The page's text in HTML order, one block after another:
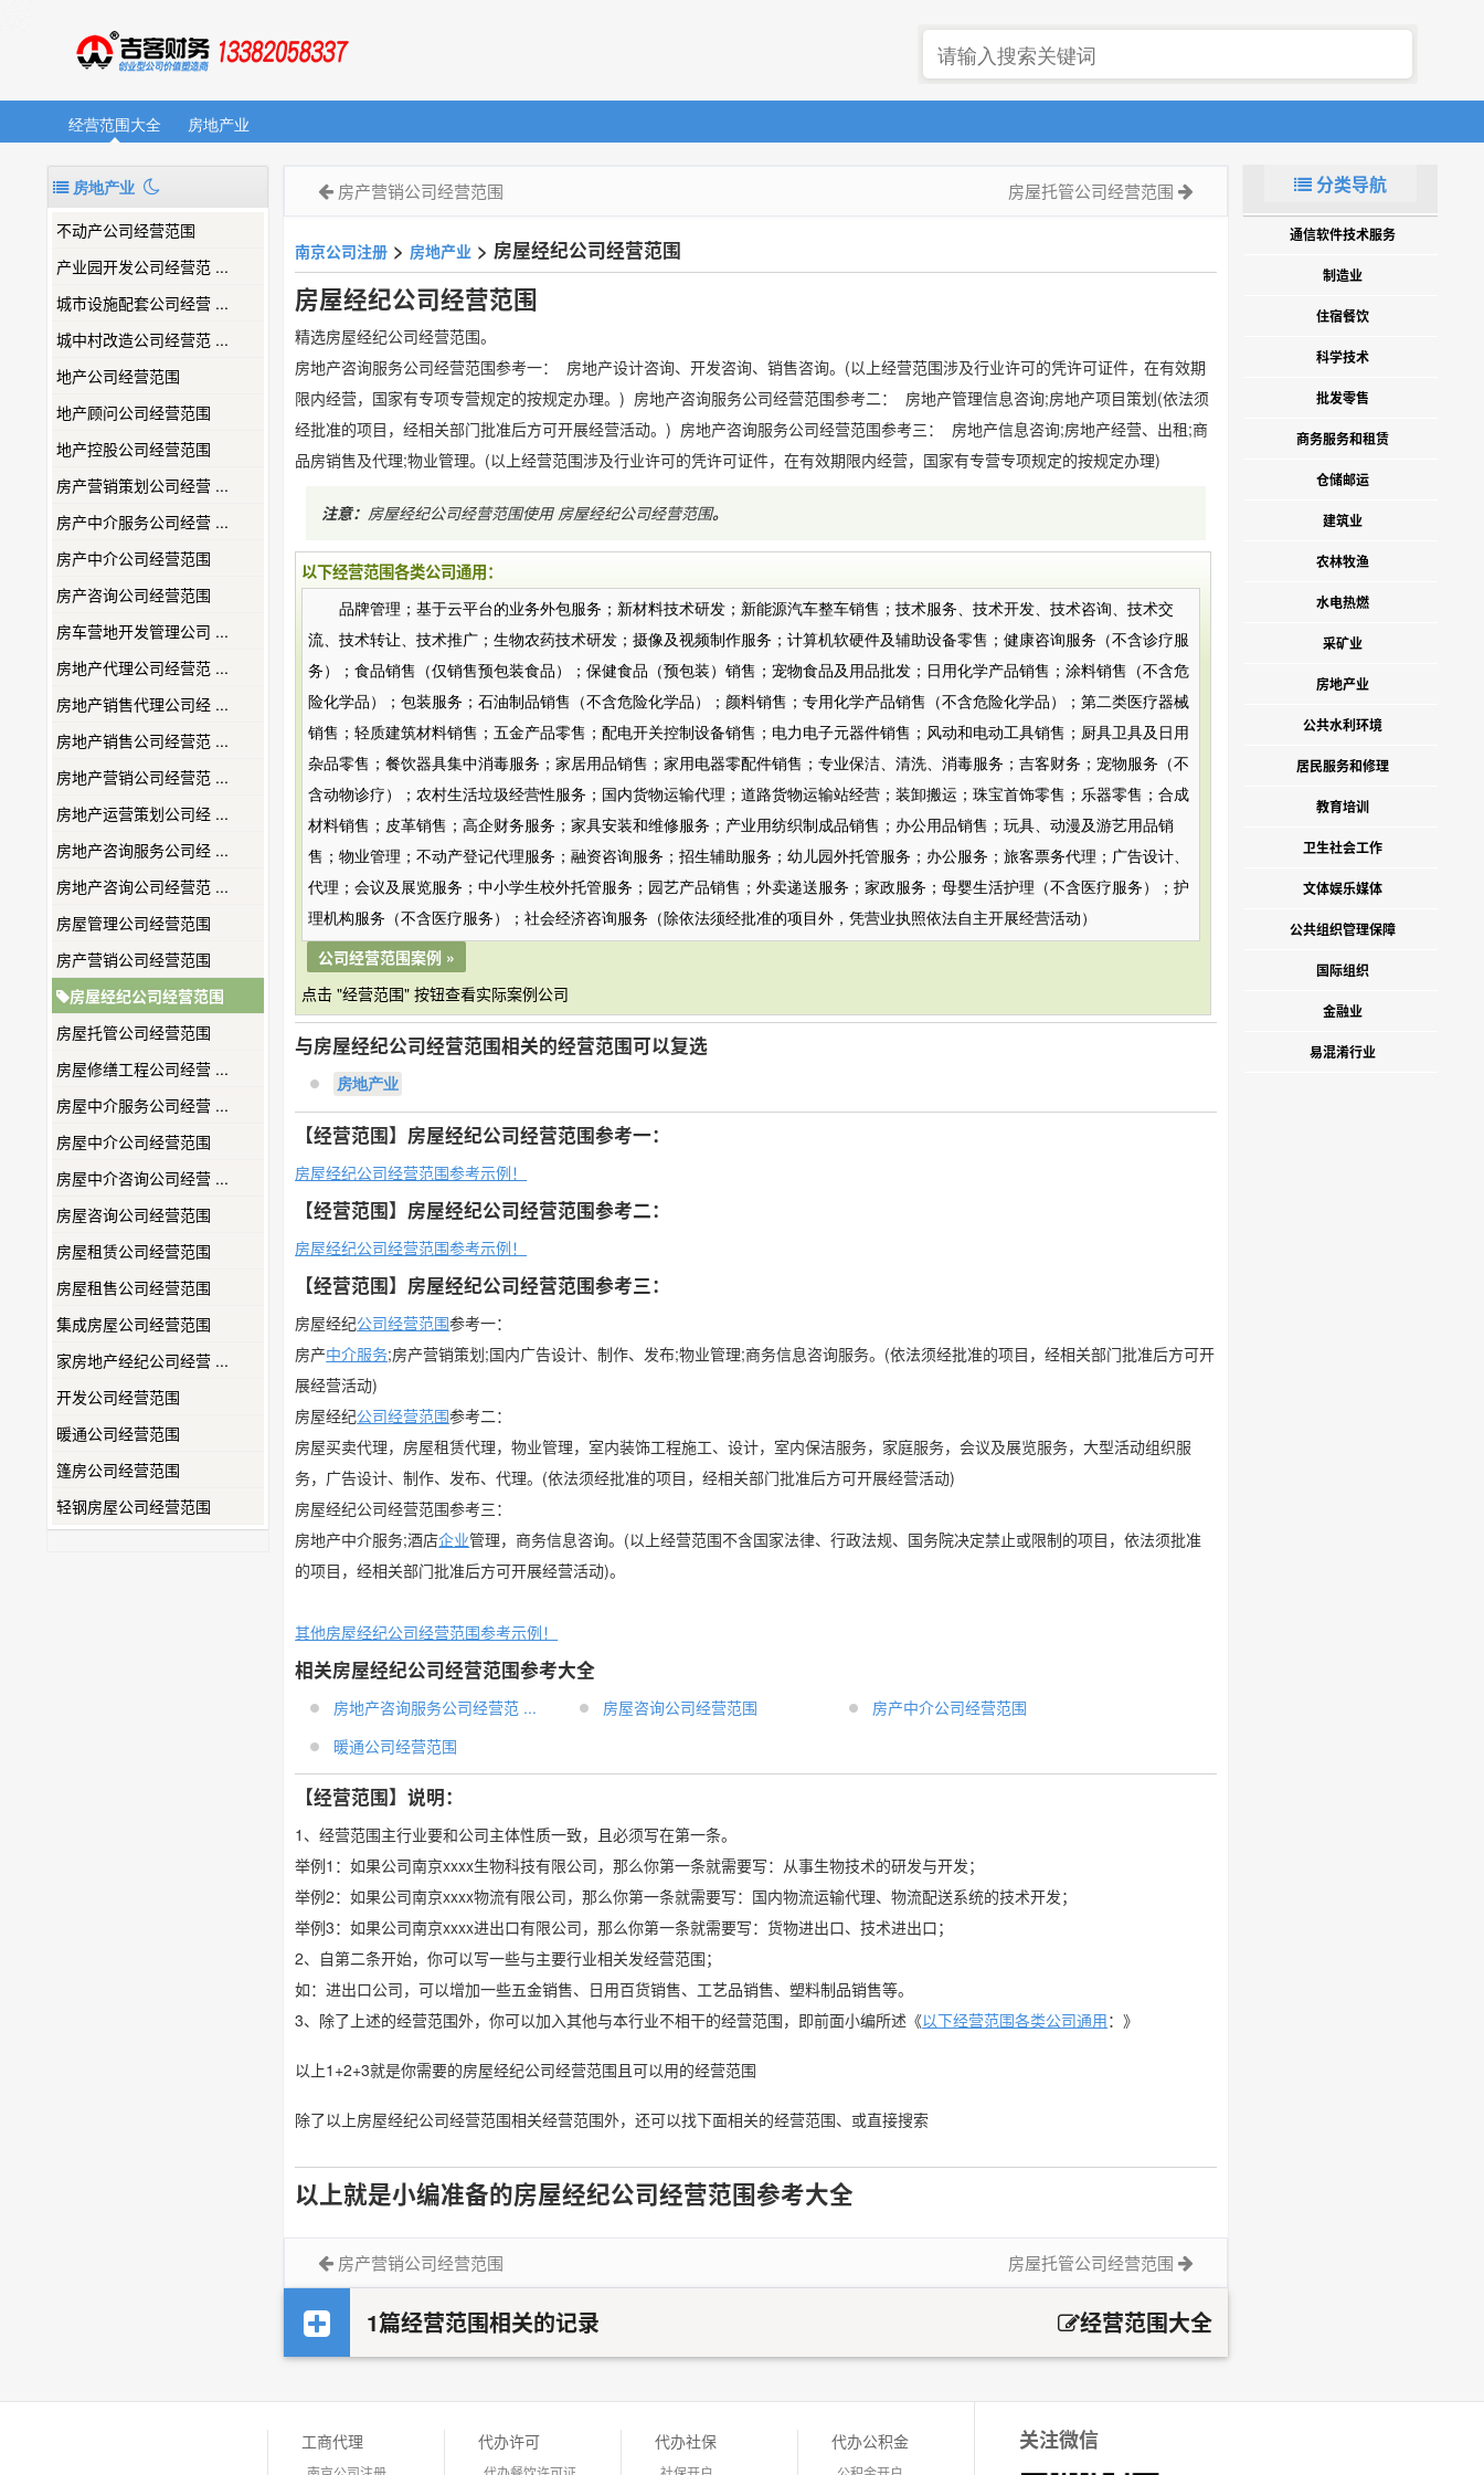
经营范围大全 房地产业
房地产业
不动产公司经营范围
产业园开发公司经营范 ...
城市设施配套公司经营 ...
城中村改造公司经营范 ...
地产公司经营范围
地产顾问公司经营范围
地产控股公司经营范围
房产营销策划公司经营 ...
房产中介服务公司经营 ...
房产中介公司经营范围
房产咨询公司经营范围
房车营地开发管理公司 ...
房地产代理公司经营范 ...
房地产销售代理公司经 ...
房地产销售公司经营范 ...
房地产营销公司经营范 ...
房地产运营策划公司经 ...
房地产咨询服务公司经 ...
房地产咨询公司经营范 ...
房屋管理公司经营范围
房产营销公司经营范围
房屋经纪公司经营范围
房屋托管公司经营范围
房屋修缮工程公司经营 ...
房屋中介服务公司经营 ...
房屋中介公司经营范围
房屋中介咨询公司经营 ...
房屋咨询公司经营范围
房屋租赁公司经营范围
房屋租售公司经营范围
集成房屋公司经营范围
家房地产经纪公司经营 ...
开发公司经营范围
暖通公司经营范围
篷房公司经营范围
轻钢房屋公司经营范围
房产营销公司经营范围 房屋托管公司经营范围
南京公司注册 > 房地产业 > 房屋经纪公司经营范围
房屋经纪公司经营范围
精选房屋经纪公司经营范围。
房地产咨询服务公司经营范围参考一： 房地产设计咨询、开发咨询、销售咨询。(以上经营范围涉及行业许可的凭许可证件，在有效期
限内经营，国家有专项专营规定的按规定办理。) 房地产咨询服务公司经营范围参考二： 房地产管理信息咨询;房地产项目策划(依法须
经批准的项目，经相关部门批准后方可开展经营活动。) 房地产咨询服务公司经营范围参考三： 房地产信息咨询;房地产经营、出租;商
品房销售及代理;物业管理。(以上经营范围涉及行业许可的凭许可证件，在有效期限内经营，国家有专营专项规定的按规定办理)
注意： 房屋经纪公司经营范围使用 房屋经纪公司经营范围。
以下经营范围各类公司通用：
品牌管理；基于云平台的业务外包服务；新材料技术研发；新能源汽车整车销售；技术服务、技术开发、技术咨询、技术交
流、技术转让、技术推广；生物农药技术研发；摄像及视频制作服务；计算机软硬件及辅助设备零售；健康咨询服务（不含诊疗服
务）；食品销售（仅销售预包装食品）；保健食品（预包装）销售；宠物食品及用品批发；日用化学产品销售；涂料销售（不含危
险化学品）；包装服务；石油制品销售（不含危险化学品）；颜料销售；专用化学产品销售（不含危险化学品）；第二类医疗器械
销售；轻质建筑材料销售；五金产品零售；配电开关控制设备销售；电力电子元器件销售；风动和电动工具销售；厨具卫具及日用
杂品零售；餐饮器具集中消毒服务；家居用品销售；家用电器零配件销售；专业保洁、清洗、消毒服务；吉客财务；宠物服务（不
含动物诊疗）；农村生活垃圾经营性服务；国内货物运输代理；道路货物运输站经营；装卸搬运；珠宝首饰零售；乐器零售；合成
材料销售；皮革销售；高企财务服务；家具安装和维修服务；产业用纺织制成品销售；办公用品销售；玩具、动漫及游艺用品销
售；物业管理；不动产登记代理服务；融资咨询服务；招生辅助服务；幼儿园外托管服务；办公服务；旅客票务代理；广告设计、
代理；会议及展览服务；中小学生校外托管服务；园艺产品销售；外卖递送服务；家政服务；母婴生活护理（不含医疗服务）；护
理机构服务（不含医疗服务）；社会经济咨询服务（除依法须经批准的项目外，凭营业执照依法自主开展经营活动）
公司经营范围案例 »
点击 "经营范围" 按钮查看实际案例公司
与房屋经纪公司经营范围相关的经营范围可以复选
房地产业
【经营范围】房屋经纪公司经营范围参考一：
房屋经纪公司经营范围参考示例！
【经营范围】房屋经纪公司经营范围参考二：
房屋经纪公司经营范围参考示例！
【经营范围】房屋经纪公司经营范围参考三：
房屋经纪公司经营范围参考一：
房产中介服务;房产营销策划;国内广告设计、制作、发布;物业管理;商务信息咨询服务。(依法须经批准的项目，经相关部门批准后方可开
展经营活动)
房屋经纪公司经营范围参考二：
房屋买卖代理，房屋租赁代理，物业管理，室内装饰工程施工、设计，室内保洁服务，家庭服务，会议及展览服务，大型活动组织服
务，广告设计、制作、发布、代理。(依法须经批准的项目，经相关部门批准后方可开展经营活动)
房屋经纪公司经营范围参考三：
房地产中介服务;酒店企业管理，商务信息咨询。(以上经营范围不含国家法律、行政法规、国务院决定禁止或限制的项目，依法须批准
的项目，经相关部门批准后方可开展经营活动)。
其他房屋经纪公司经营范围参考示例！
相关房屋经纪公司经营范围参考大全
房地产咨询服务公司经营范 ... 房屋咨询公司经营范围
房产中介公司经营范围
暖通公司经营范围
【经营范围】说明：
1、经营范围主行业要和公司主体性质一致，且必须写在第一条。
举例1：如果公司南京xxxx生物科技有限公司，那么你第一条就需要写：从事生物技术的研发与开发；
举例2：如果公司南京xxxx物流有限公司，那么你第一条就需要写：国内物流运输代理、物流配送系统的技术开发；
举例3：如果公司南京xxxx进出口有限公司，那么你第一条就需要写：货物进出口、技术进出口；
2、自第二条开始，你可以写一些与主要行业相关发经营范围；
如：进出口公司，可以增加一些五金销售、日用百货销售、工艺品销售、塑料制品销售等。
3、除了上述的经营范围外，你可以加入其他与本行业不相干的经营范围，即前面小编所述《以下经营范围各类公司通用：》
以上1+2+3就是你需要的房屋经纪公司经营范围且可以用的经营范围
除了以上房屋经纪公司经营范围相关经营范围外，还可以找下面相关的经营范围、或直接搜索
以上就是小编准备的房屋经纪公司经营范围参考大全
房产营销公司经营范围 房屋托管公司经营范围
1篇经营范围相关的记录 经营范围大全
分类导航
通信软件技术服务
制造业
住宿餐饮
科学技术
批发零售
商务服务和租赁
仓储邮运
建筑业
农林牧渔
水电热燃
采矿业
房地产业
公共水利环境
居民服务和修理
教育培训
卫生社会工作
文体娱乐媒体
公共组织管理保障
国际组织
金融业
易混淆行业
工商代理 代办许可 代办社保 代办公积金 关注微信